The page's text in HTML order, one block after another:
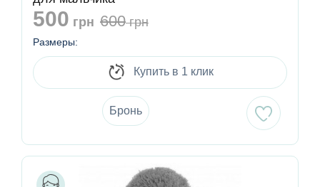
500 грн 600грн
Размеры:
Купить в 1 клик
Бронь